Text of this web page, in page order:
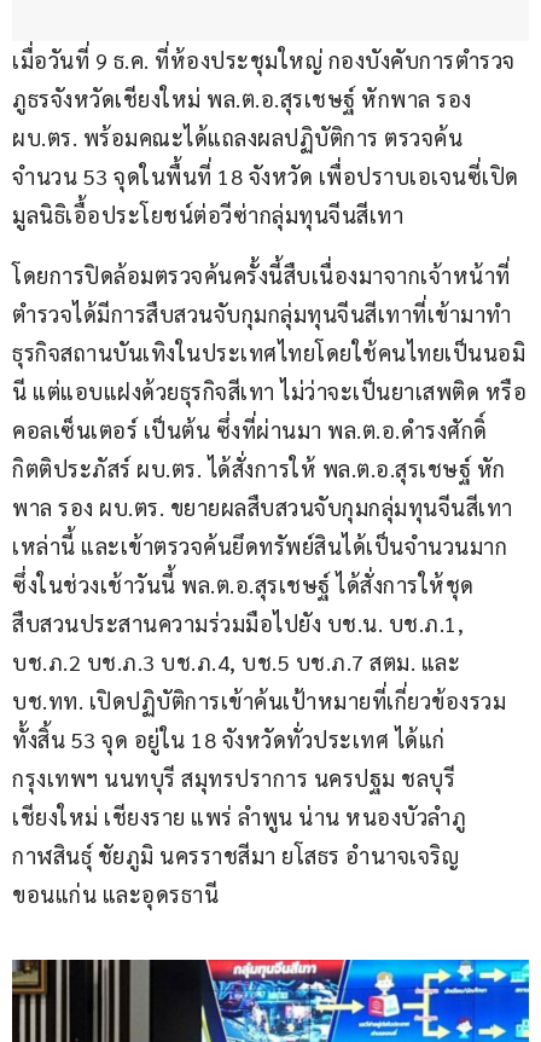
เมื่อวันที่ 9 ธ.ค. ที่ห้องประชุมใหญ่ กองบังคับการตำรวจ
ภูธรจังหวัดเชียงใหม่ พล.ต.อ.สุรเชษฐ์ หักพาล รอง
ผบ.ตร. พร้อมคณะได้แถลงผลปฏิบัติการ ตรวจค้น
จำนวน 53 จุดในพื้นที่ 18 จังหวัด เพื่อปราบเอเจนซี่เปิด
มูลนิธิเอื้อประโยชน์ต่อวีซ่ากลุ่มทุนจีนสีเทา
โดยการปิดล้อมตรวจค้นครั้งนี้สืบเนื่องมาจากเจ้าหน้าที่
ตำรวจได้มีการสืบสวนจับกุมกลุ่มทุนจีนสีเทาที่เข้ามาทำ
ธุรกิจสถานบันเทิงในประเทศไทยโดยใช้คนไทยเป็นนอมิ
นี แต่แอบแฝงด้วยธุรกิจสีเทา ไม่ว่าจะเป็นยาเสพติด หรือ
คอลเซ็นเตอร์ เป็นต้น ซึ่งที่ผ่านมา พล.ต.อ.ดำรงศักดิ์
กิตติประภัสร์ ผบ.ตร. ได้สั่งการให้ พล.ต.อ.สุรเชษฐ์ หัก
พาล รอง ผบ.ตร. ขยายผลสืบสวนจับกุมกลุ่มทุนจีนสีเทา
เหล่านี้ และเข้าตรวจค้นยึดทรัพย์สินได้เป็นจำนวนมาก
ซึ่งในช่วงเช้าวันนี้ พล.ต.อ.สุรเชษฐ์ ได้สั่งการให้ชุด
สืบสวนประสานความร่วมมือไปยัง บช.น. บช.ภ.1,
บช.ภ.2 บช.ภ.3 บช.ภ.4, บช.5 บช.ภ.7 สตม. และ
บช.ทท. เปิดปฏิบัติการเข้าค้นเป้าหมายที่เกี่ยวข้องรวม
ทั้งสิ้น 53 จุด อยู่ใน 18 จังหวัดทั่วประเทศ ได้แก่
กรุงเทพฯ นนทบุรี สมุทรปราการ นครปฐม ชลบุรี
เชียงใหม่ เชียงราย แพร่ ลำพูน น่าน หนองบัวลำภู
กาฬสินธุ์ ชัยภูมิ นครราชสีมา ยโสธร อำนาจเจริญ
ขอนแก่น และอุดรธานี